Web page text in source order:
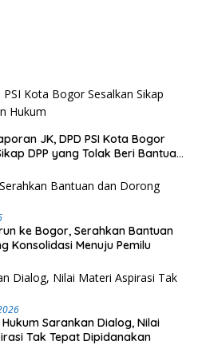
JK, DPD PSI Kota Bogor
DPP yang Tolak Beri Bantuan
ke Bogor, Serahkan Bantuan
Konsolidasi Menuju Pemilu
Sarankan Dialog, Nilai
Tak Tepat Dipidanakan